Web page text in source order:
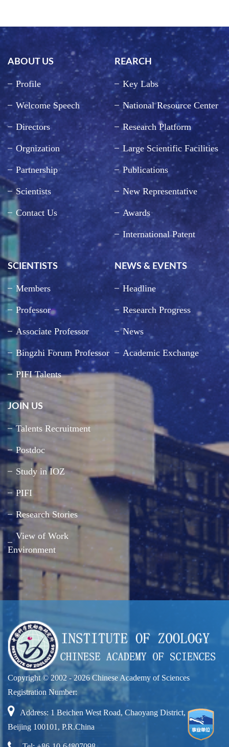
ABOUT US
Profile
Welcome Speech
Directors
Orgnization
Partnership
Scientists
Contact Us
REARCH
Key Labs
National Resource Center
Research Platform
Large Scientific Facilities
Publications
New Representative
Awards
International Patent
SCIENTISTS
Members
Professor
Associate Professor
Bingzhi Forum Professor
PIFI Talents
NEWS & EVENTS
Headline
Research Progress
News
Academic Exchange
JOIN US
Talents Recruitment
Postdoc
Study in IOZ
PIFI
Research Stories
View of Work
Environment
Copyright © 2002 -2026 Chinese Academy of Sciences
Registration Number:
Address: 1 Beichen West Road, Chaoyang District,
Beijing 100101, P.R.China